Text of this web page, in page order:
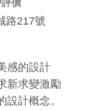
價
路217號
感的設計
新求變激勵
計概念。